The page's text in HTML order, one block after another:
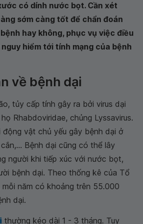
có dính nước bọt. Cần xét
sớm càng tốt để chẩn đoán
hay không, phục vụ việc điều
hiểm tới tính mạng của bệnh
về bệnh dại
tủy cấp tính gây ra bởi virus dại
Rhabdoviridae, chủng Lyssavirus.
động vật chủ yếu gây bệnh dại ở
Bệnh dại cũng có thể lây
người khi tiếp xúc với nước bọt,
bệnh dại. Theo thống kê của Tổ
năm có khoảng trên 55.000
dại.
thường kéo dài 1 - 3 tháng. Tuy